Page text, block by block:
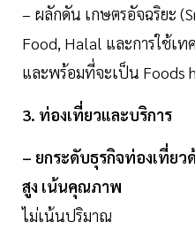
– ผลักดัน เกษตรอัจฉริยะ
Food, Halal และการใช้เท
และพร้อมที่จะเป็น Foods
3. ท่องเที่ยวและบริการ
– ยกระดับธุรกิจท่องเที่ย
สูง เน้นคุณภาพ
ไม่เน้นปริมาณ